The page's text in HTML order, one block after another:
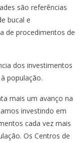
são referências
bucal e
de procedimentos de
dos investimentos
população.
mais um avanço na
investindo em
cada vez mais
Os Centros de